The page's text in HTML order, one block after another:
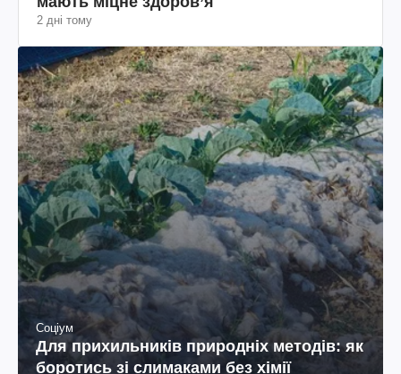
2 дні тому
Соціум
Для прихильників природніх методів: як
боротись зі слимаками без хімії